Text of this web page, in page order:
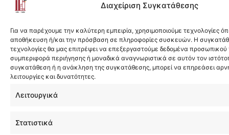
Διαχείριση Συγκατάθεσης
Για να παρέχουμε την καλύτερη εμπειρία, χρησιμοποιούμε τεχνολογίες
αποθήκευση ή/και την πρόσβαση σε πληροφορίες συσκευών. Η
τεχνολογίες θα μας επιτρέψει να επεξεργαστούμε δεδομένα
συμπεριφορά περιήγησης ή μοναδικά αναγνωριστικά σε αυτόν τον
συγκατάθεση ή η ανάκληση της συγκατάθεσης, μπορεί να επηρεάσει
λειτουργίες και δυνατότητες.
Λειτουργικά
Στατιστικά